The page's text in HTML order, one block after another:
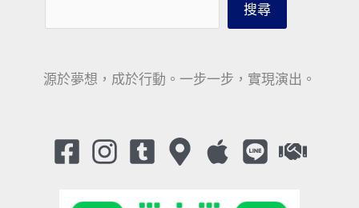
搜尋
源於夢想，成於行動。一步一步，實現演出。